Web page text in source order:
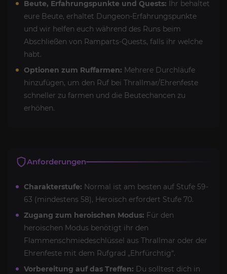
Beute, Erfahrungspunkte und Quests: Ihr behaltet
eure Beute, erhaltet Dungeon-Erfahrungspunkte
und wir helfen euch während des Runs beim
Abschließen von Ramparts-Quests, falls ihr welche
habt.
Optionen zum Ruffarmen: Mehrere Durchläufe
hinzufügen, um den Ruf bei Thrallmar/Ehrenfeste
schneller zu farmen und die Beutechancen zu
erhöhen.
Anforderungen
Charakterstufe: Normal ist am besten auf Stufe 59-
63 (mindestens 58), Heroisch erfordert Stufe 70.
Zugang zum heroischen Modus: Für den
heroischen Modus benötigt ihr den
Flammenschmiedeschlüssel aus Thrallmar oder der
Ehrenfeste mit dem Rufgrad „Ehrfürchtig“.
Vorbereitung auf das Treffen: Du solltest dich in